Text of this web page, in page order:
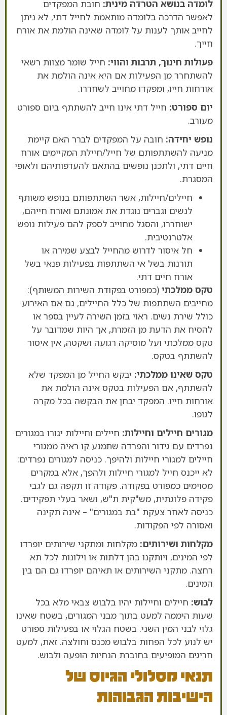
לומדה בנושא הטרדה מינית: חובת המפקדים
לאפשר הדרכה בלומדה מותאמת לחייל דתי, לא ניתן
לחייב אותך לענות על לומדה שאינה הולמת את אורח
חייך.
פעולות חינוך, תרבות והווי: חייל שומר מצוות רשאי
להשתחרר מן הפעילות אם היא אינה הולמת את
אורחות חייו, ומפקדו מחוייב לשחררו.
יום ספורט: חייל דתי אינו חייב להשתתף ביום ספורט
מעורב.
נופש יחידה: חובה על המפקדים לברר האם קיימת
מניעה להשתתפותם של חייל/חיילת המקיימים אורח
חיים דתי, ולתכנן נופשים בהתאם להעדפותיהם ולאופי
המסגרת.
חיילים/חיילות, אשר השתתפותם בנופש משותף
לנשים וגברים נוגדת את אמונתם ואורח חייהם,
ישוחררו, והסגל מחוייב לספק להם פעילות נופש
אלטרנטיבית.
חל איסור לדרוש מהחייל לבצע שמירה או
תורנות בשל אי השתתפות בפעילות פנאי בשל
אורח חיים דתי.
טקס ממלכתי (כמפורט בפקודת השירות המשותף):
מחייבים השתתפות של כלל החיילים, גם אם האירוע
כולל שירת נשים. ראוי בזמן השירה לעיין בספר או
להסיח את הדעת מן הזמרת, אך היות שמדובר על
טקס ממלכתי ועל מוסיקה רגועה ושקטה, אין איסור
להשתתף בטקס.
טקס שאינו ממלכתי: יבקש החייל מן המפקד שלא
להשתתף, אם הפעילות בטקס אינה הולמת את
אורחות חייו. המפקד יבחן את הבקשה בכל מקרה
לגופו.
מגורים חיילים וחיילות: חיילים וחיילות יגורו במגורים
נפרדים עם גידור והפרדה שתמנע קו ראיה ממגורי
חיילים למגורי חיילות ולהיפך. כניסה למגורים נפרדים:
לא ייכנס חייל למגורי חיילות ולהפך, אלא במקרים
מסוימים כמפורט בפקודה. פקודה זו תקפה גם לגבי
פקידה פלוגתית, מש"קית ת"ש, ושאר בעלי תפקידים.
כניסה לאחר צעקת "בת במגורים" – אינה תקינה
ואסורה לפי הפקודות.
מקלחות ושירותים: מקלחות ומתקני שירותים יופרדו
לפי המינים, ויותקנו בהן דלתות או וילונות לכל תא
רחצה. מתקני השירותים או תאיהם יופרדו גם הם בין
המינים.
לבוש: חיילים וחיילות יהיו בלבוש צבאי מלא בכל
שעות היממה למעט בתוך מבני המגורים, בשטח שאינו
גלוי לבני המין השני. בשטח הגלוי או בפעילות ספורט
יש לנוע לכל הפחות בלבוש מכנס וחולצה. זאת, למעט
חריגים המופיעים בחוברת הנחיות הופעה ולבוש.
תנאי מסלולי הגיוס של
הישיבות הגבוהות